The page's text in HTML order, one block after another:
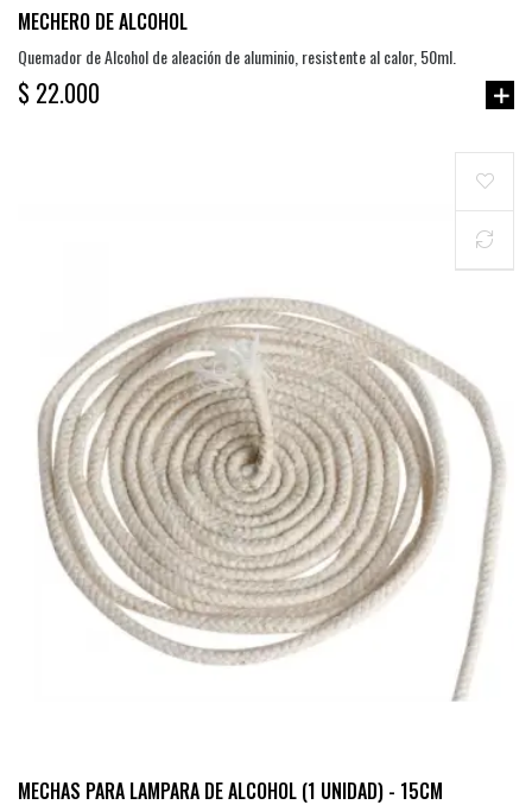
MECHERO DE ALCOHOL
Quemador de Alcohol de aleación de aluminio, resistente al calor, 50ml.
$ 22.000
MECHAS PARA LAMPARA DE ALCOHOL (1 UNIDAD) - 15CM